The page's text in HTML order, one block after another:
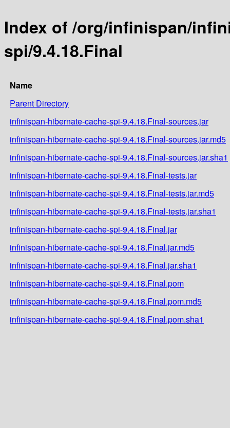
Index of /org/infinispan/
spi/9.4.18.Final
Name
Parent Directory
infinispan-hibernate-cache-spi-9.4.18.Final-sources.jar
infinispan-hibernate-cache-spi-9.4.18.Final-sources.jar.md5
infinispan-hibernate-cache-spi-9.4.18.Final-sources.jar.sha1
infinispan-hibernate-cache-spi-9.4.18.Final-tests.jar
infinispan-hibernate-cache-spi-9.4.18.Final-tests.jar.md5
infinispan-hibernate-cache-spi-9.4.18.Final-tests.jar.sha1
infinispan-hibernate-cache-spi-9.4.18.Final.jar
infinispan-hibernate-cache-spi-9.4.18.Final.jar.md5
infinispan-hibernate-cache-spi-9.4.18.Final.jar.sha1
infinispan-hibernate-cache-spi-9.4.18.Final.pom
infinispan-hibernate-cache-spi-9.4.18.Final.pom.md5
infinispan-hibernate-cache-spi-9.4.18.Final.pom.sha1